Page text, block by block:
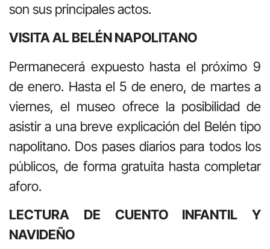
son sus principales actos.
VISITA AL BELÉN NAPOLITANO
Permanecerá expuesto hasta el próximo 9
de enero. Hasta el 5 de enero, de martes a
viernes, el museo ofrece la posibilidad de
asistir a una breve explicación del Belén tipo
napolitano. Dos pases diarios para todos los
públicos, de forma gratuita hasta completar
aforo.
LECTURA DE CUENTO INFANTIL Y
NAVIDEÑO